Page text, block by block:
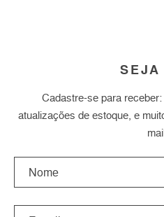
SEJA
Cadastre-se para
atualizações de estoque, e